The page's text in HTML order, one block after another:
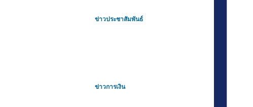
ข่าวประชาสัมพันธ์
ข่าวการเงิน